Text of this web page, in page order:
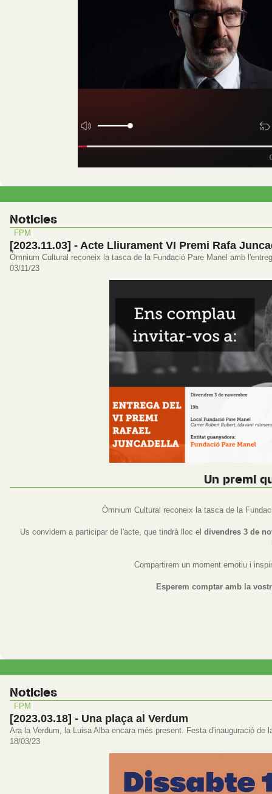
Noticies
FPM
[2023.11.03] - Acte Lliurament VI Premi Rafa
Òmnium Cultural reconeix la tasca de la Fundació Pare Manel amb
03/11/23
Un premi
Òmnium Cultural reconeix la tasca de la
Us convidem a participar de l'acte, que tindrà lloc el divendres 3 de
Compartirem un moment emotiu i
Esperem comptar amb la
Noticies
FPM
[2023.03.18] - Una plaça al Verdum
Ara la Verdum, la Luisa Alba encara més present. Festa d'inauguració de
18/03/23